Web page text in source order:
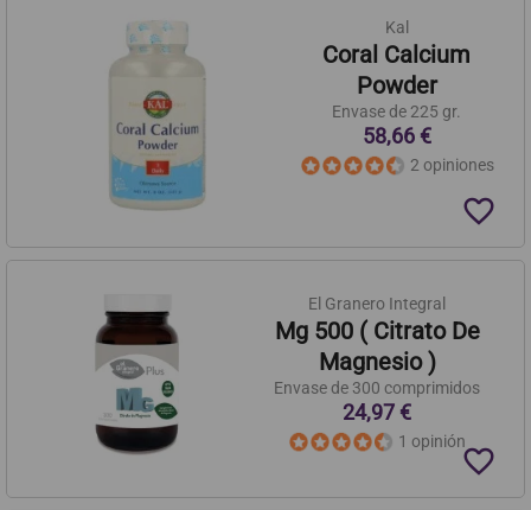
Kal
Coral Calcium
Powder
Envase de 225 gr.
58,66 €
2 opiniones
favorite_border
El Granero Integral
Mg 500 ( Citrato De
Magnesio )
Envase de 300 comprimidos
24,97 €
1 opinión
favorite_border